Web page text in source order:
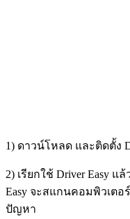
1) ดาวน์โหลด และติดตั้ง
2) เรียกใช้ Driver Easy แ
Easy จะสแกนคอมพิวเต
ปัญหา